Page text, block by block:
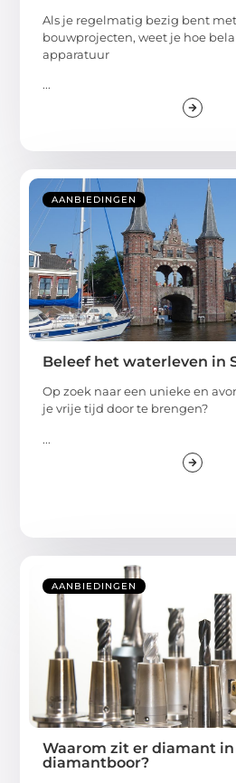
Als je regelmatig bezig bent
bouwprojecten, weet je hoe
apparatuur
...
AANBIEDINGEN
Beleef het waterleven in
Op zoek naar een unieke en
je vrije tijd door te brengen?
...
AANBIEDINGEN
Waarom zit er diamant in
diamantboor?